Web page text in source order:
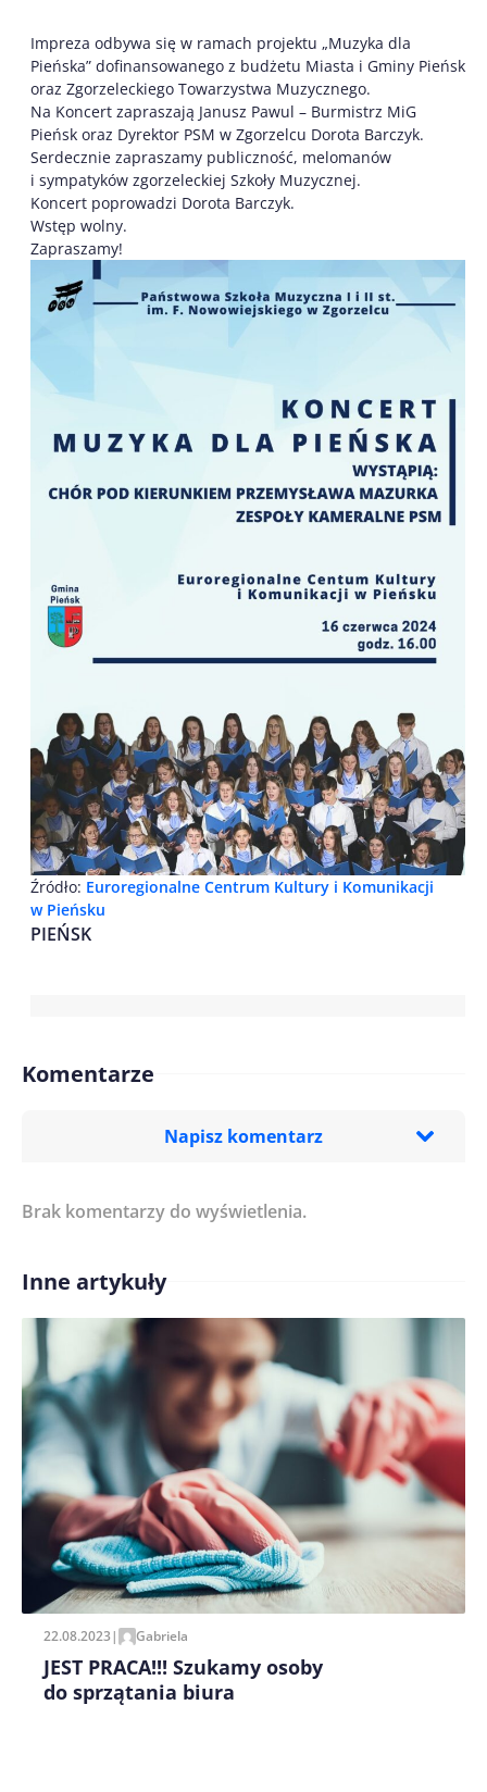
Impreza odbywa się w ramach projektu „Muzyka dla
Pieńska” dofinansowanego z budżetu Miasta i Gminy Pieńsk
oraz Zgorzeleckiego Towarzystwa Muzycznego.
Na Koncert zapraszają Janusz Pawul – Burmistrz MiG
Pieńsk oraz Dyrektor PSM w Zgorzelcu Dorota Barczyk.
Serdecznie zapraszamy publiczność, melomanów
i sympatyków zgorzeleckiej Szkoły Muzycznej.
Koncert poprowadzi Dorota Barczyk.
Wstęp wolny.
Zapraszamy!
Źródło: Euroregionalne Centrum Kultury i Komunikacji
w Pieńsku
PIEŃSK
Komentarze
Napisz komentarz
Treść komentarza*
Imię/ Nick*
Zapamiętaj moje dane w tej przeglądarce podczas
pisania kolejnych komentarzy.
Brak komentarzy do wyświetlenia.
Inne artykuły
22.08.2023| Gabriela
JEST PRACA!!! Szukamy osoby
do sprzątania biura